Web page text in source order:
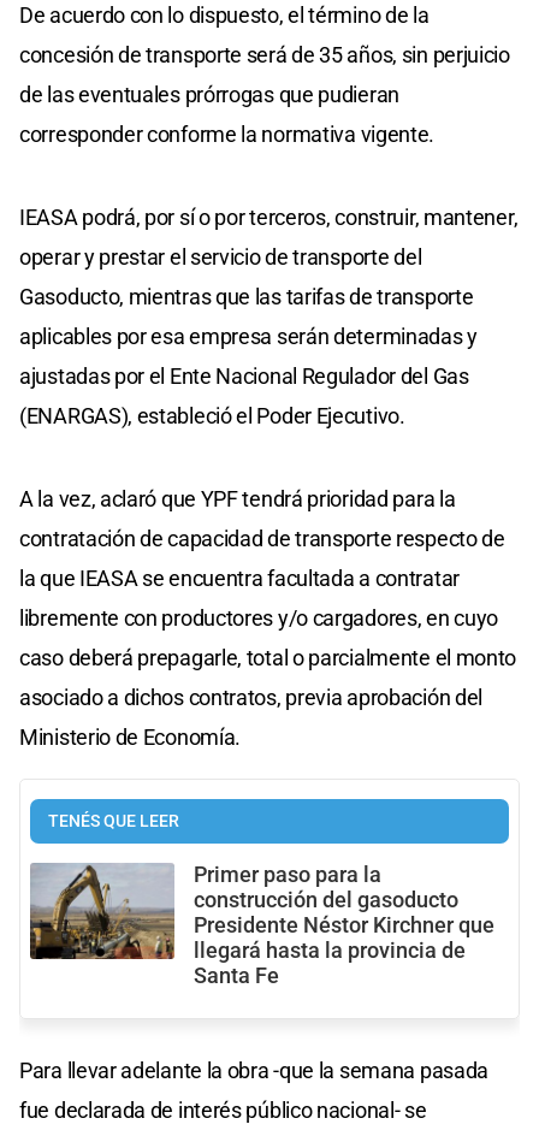
De acuerdo con lo dispuesto, el término de la
concesión de transporte será de 35 años, sin perjuicio
de las eventuales prórrogas que pudieran
corresponder conforme la normativa vigente.
IEASA podrá, por sí o por terceros, construir, mantener,
operar y prestar el servicio de transporte del
Gasoducto, mientras que las tarifas de transporte
aplicables por esa empresa serán determinadas y
ajustadas por el Ente Nacional Regulador del Gas
(ENARGAS), estableció el Poder Ejecutivo.
A la vez, aclaró que YPF tendrá prioridad para la
contratación de capacidad de transporte respecto de
la que IEASA se encuentra facultada a contratar
libremente con productores y/o cargadores, en cuyo
caso deberá prepagarle, total o parcialmente el monto
asociado a dichos contratos, previa aprobación del
Ministerio de Economía.
TENÉS QUE LEER
Primer paso para la
construcción del gasoducto
Presidente Néstor Kirchner que
llegará hasta la provincia de
Santa Fe
Para llevar adelante la obra -que la semana pasada
fue declarada de interés público nacional- se